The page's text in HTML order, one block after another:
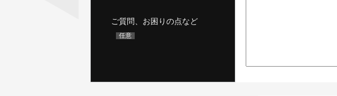
ご質問、お困りの点など
任意